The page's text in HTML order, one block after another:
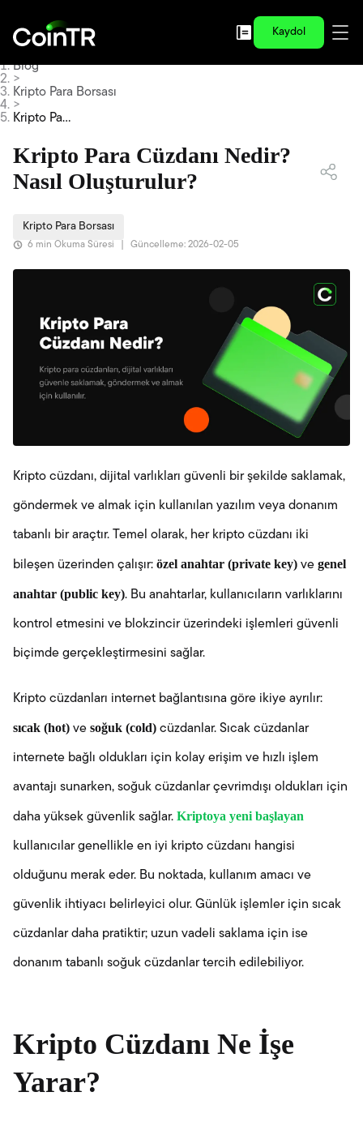
Kaydol
Blog
>
Kripto Para Borsası
>
Kripto Par
Nedir? Na
sıl Oluştur
Kripto Para Cüzdanı Nedir?
Nasıl Oluşturulur?
Kripto Para Borsası
6 min Okuma Süresi Güncelleme: 2026-02-05
Kripto cüzdanı, dijital varlıkları güvenli bir şekilde saklamak,
göndermek ve almak için kullanılan yazılım veya donanım
tabanlı bir araçtır. Temel olarak, her kripto cüzdanı iki
bileşen üzerinden çalışır: özel anahtar (private key) ve genel
anahtar (public key). Bu anahtarlar, kullanıcıların varlıklarını
kontrol etmesini ve blokzincir üzerindeki işlemleri güvenli
biçimde gerçekleştirmesini sağlar.
Kripto cüzdanları internet bağlantısına göre ikiye ayrılır:
sıcak (hot) ve soğuk (cold) cüzdanlar. Sıcak cüzdanlar
internete bağlı oldukları için kolay erişim ve hızlı işlem
avantajı sunarken, soğuk cüzdanlar çevrimdışı oldukları için
daha yüksek güvenlik sağlar. Kriptoya yeni başlayan
kullanıcılar genellikle en iyi kripto cüzdanı hangisi
olduğunu merak eder. Bu noktada, kullanım amacı ve
güvenlik ihtiyacı belirleyici olur. Günlük işlemler için sıcak
cüzdanlar daha pratiktir; uzun vadeli saklama için ise
donanım tabanlı soğuk cüzdanlar tercih edilebiliyor.
Kripto Cüzdanı Ne İşe
Yarar?